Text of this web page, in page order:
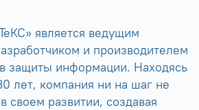
является ведущим
и производителем
защиты информации. Находясь
лет, компания ни на шаг не
своем развитии, создавая